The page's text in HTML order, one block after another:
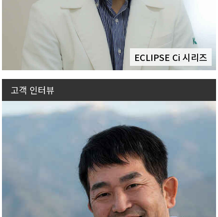
ECLIPSE Ci 시리즈
고객 인터뷰